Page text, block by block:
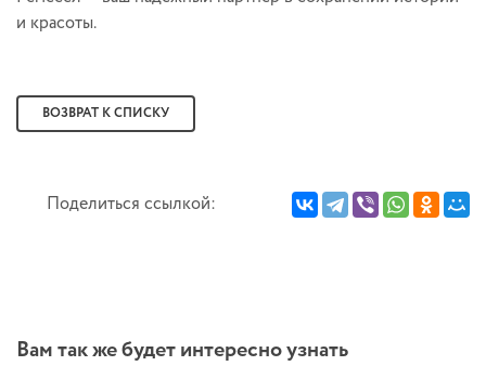
и красоты.
ВОЗВРАТ К СПИСКУ
Поделиться ссылкой:
Вам так же будет интересно узнать